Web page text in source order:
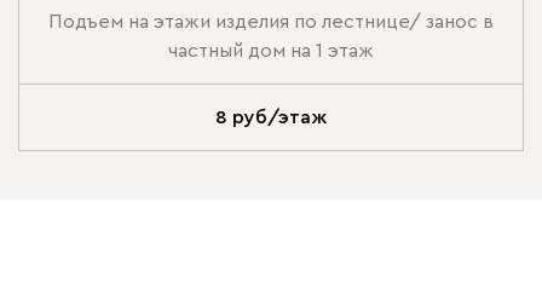
Подъем на этажи изделия по лестнице/ занос в
частный дом на 1 этаж
8 руб/этаж